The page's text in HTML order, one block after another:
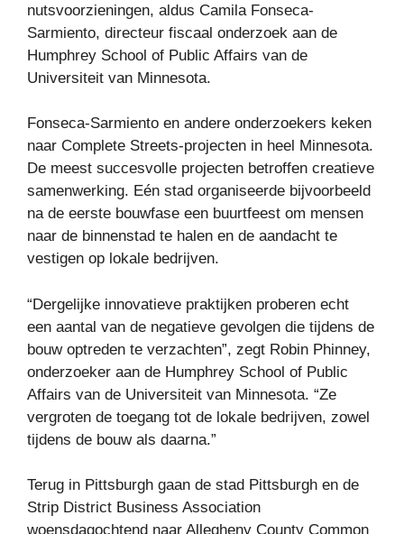
nutsvoorzieningen, aldus Camila Fonseca-
Sarmiento, directeur fiscaal onderzoek aan de
Humphrey School of Public Affairs van de
Universiteit van Minnesota.
Fonseca-Sarmiento en andere onderzoekers keken
naar Complete Streets-projecten in heel Minnesota.
De meest succesvolle projecten betroffen creatieve
samenwerking. Eén stad organiseerde bijvoorbeeld
na de eerste bouwfase een buurtfeest om mensen
naar de binnenstad te halen en de aandacht te
vestigen op lokale bedrijven.
“Dergelijke innovatieve praktijken proberen echt
een aantal van de negatieve gevolgen die tijdens de
bouw optreden te verzachten”, zegt Robin Phinney,
onderzoeker aan de Humphrey School of Public
Affairs van de Universiteit van Minnesota. “Ze
vergroten de toegang tot de lokale bedrijven, zowel
tijdens de bouw als daarna.”
Terug in Pittsburgh gaan de stad Pittsburgh en de
Strip District Business Association
woensdagochtend naar Allegheny County Common